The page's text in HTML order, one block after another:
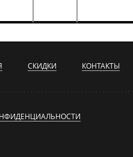
СКИДКИ КОНТАКТЫ